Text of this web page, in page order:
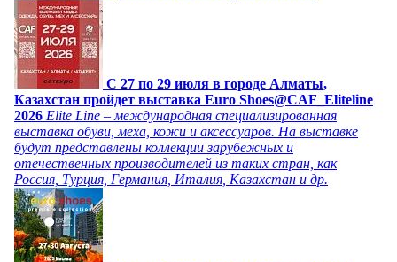
C 27 по 29 июля в городе Алматы,
Казахстан пройдет выставка Euro Shoes@CAF_Eliteline
2026 Elite Line – международная специализированная
выставка обуви, меха, кожи и аксессуаров. На выставке
будут представлены коллекции зарубежных и
отечественных производителей из таких стран, как
Россия, Турция, Германия, Италия, Казахстан и др.